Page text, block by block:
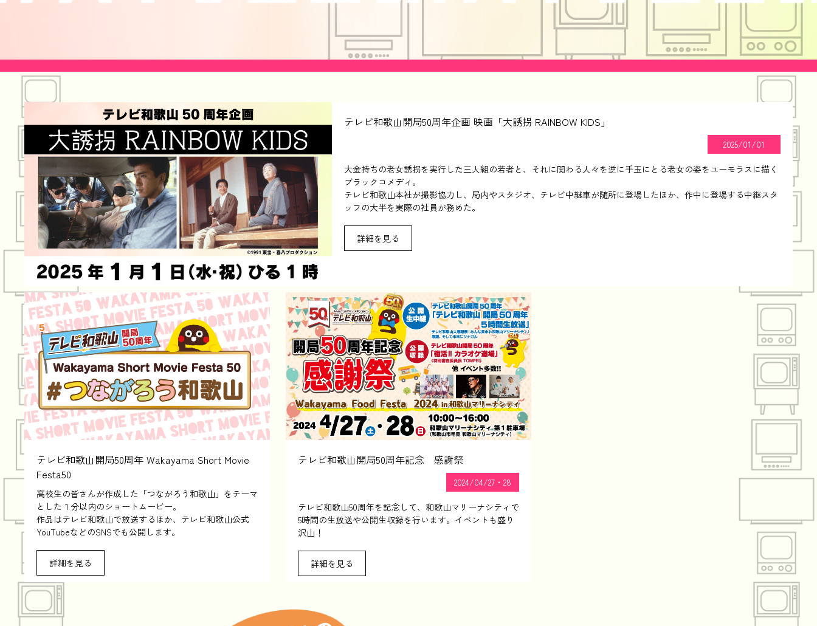
テレビ和歌山開局50周年企画 映画「大誘拐 RAINBOW KIDS」
2025/01/01
大金持ちの老女誘拐を実行した三人組の若者と、それに関わる人々を逆に手玉にとる老女の姿をユーモラスに描く
ブラックコメディ。
テレビ和歌山本社が撮影協力し、局内やスタジオ、テレビ中継車が随所に登場したほか、作中に登場する中継スタ
ッフの大半を実際の社員が務めた。
詳細を見る
テレビ和歌山開局50周年 Wakayama Short Movie
Festa50
高校生の皆さんが作成した「つながろう和歌山」をテーマ
とした１分以内のショートムービー。
作品はテレビ和歌山で放送するほか、テレビ和歌山公式
YouTubeなどのSNSでも公開します。
詳細を見る
テレビ和歌山開局50周年記念 感謝祭
2024/04/27・28
テレビ和歌山50周年を記念して、和歌山マリーナシティで
5時間の生放送や公開生収録を行います。イベントも盛り
沢山！
詳細を見る